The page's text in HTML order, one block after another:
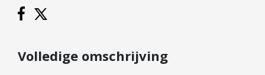
Banken
Duurzame hypotheek
Reviews
Volledige omschrijving